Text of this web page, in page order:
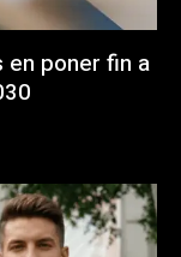
en poner fin a